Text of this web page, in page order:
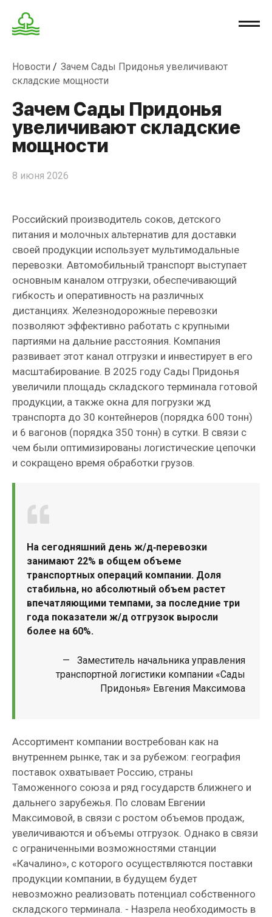
Новости
Зачем Сады Придонья увеличивают
складские мощности
Зачем Сады Придонья
увеличивают складские
мощности
8 июня 2026
Российский производитель соков, детского
питания и молочных альтернатив для доставки
своей продукции использует мультимодальные
перевозки. Автомобильный транспорт выступает
основным каналом отгрузки, обеспечивающий
гибкость и оперативность на различных
дистанциях. Железнодорожные перевозки
позволяют эффективно работать с крупными
партиями на дальние расстояния. Компания
развивает этот канал отгрузки и инвестирует в его
масштабирование. В 2025 году Сады Придонья
увеличили площадь складского терминала готовой
продукции, а также окна для погрузки жд
транспорта до 30 контейнеров (порядка 600 тонн)
и 6 вагонов (порядка 350 тонн) в сутки. В связи с
чем были оптимизированы логистические цепочки
и сокращено время обработки грузов.
На сегодняшний день ж/д‑перевозки
занимают 22% в общем объеме
транспортных операций компании. Доля
стабильна, но абсолютный объем растет
впечатляющими темпами, за последние три
года показатели ж/д отгрузок выросли
более на 60%.
— Заместитель начальника управления
транспортной логистики компании «Сады
Придонья» Евгения Максимова
Ассортимент компании востребован как на
внутреннем рынке, так и за рубежом: география
поставок охватывает Россию, страны
Таможенного союза и ряд государств ближнего и
дальнего зарубежья. По словам Евгении
Максимовой, в связи с ростом объемов продаж,
увеличиваются и объемы отгрузок. Однако в связи
с ограниченными возможностями станции
«Качалино», с которого осуществляются поставки
продукции компании, в будущем будет
невозможно реализовать потенциал собственного
складского терминала. - Назрела необходимость в